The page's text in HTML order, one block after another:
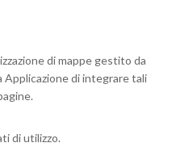
di mappe gestito da
di integrare tali
di utilizzo.